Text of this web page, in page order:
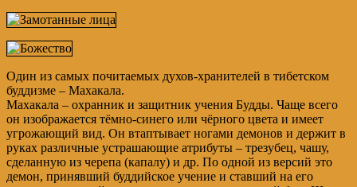
Один из самых почитаемых духов-хранителей в тибетском
буддизме – Махакала.
Махакала – охранник и защитник учения Будды. Чаще всего
он изображается тёмно-синего или чёрного цвета и имеет
угрожающий вид. Он втаптывает ногами демонов и держит в
руках различные устрашающие атрибуты – трезубец, чашу,
сделанную из черепа (капалу) и др. По одной из версий это
демон, принявший буддийское учение и ставший на его